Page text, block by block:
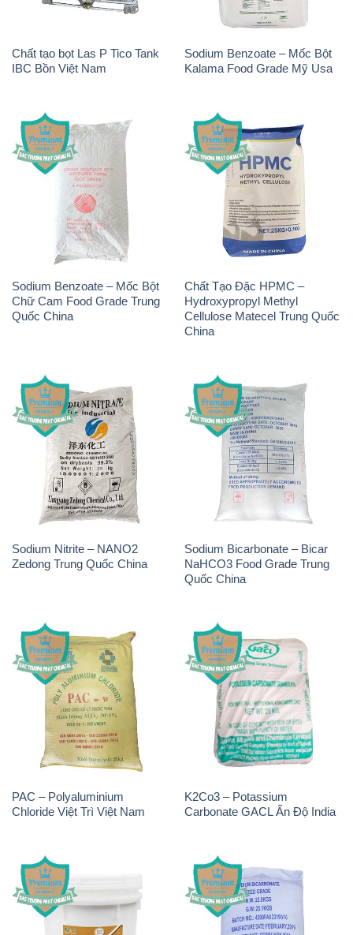
Chất tạo bọt Las P Tico Tank
IBC Bồn Việt Nam
Sodium Benzoate – Mốc Bột
Kalama Food Grade Mỹ Usa
Sodium Benzoate – Mốc Bột
Chữ Cam Food Grade Trung
Quốc China
Chất Tạo Đặc HPMC –
Hydroxypropyl Methyl
Cellulose Matecel Trung Quốc
China
Sodium Nitrite – NANO2
Zedong Trung Quốc China
Sodium Bicarbonate – Bicar
NaHCO3 Food Grade Trung
Quốc China
PAC – Polyaluminium
Chloride Việt Trì Việt Nam
K2Co3 – Potassium
Carbonate GACL Ấn Độ India